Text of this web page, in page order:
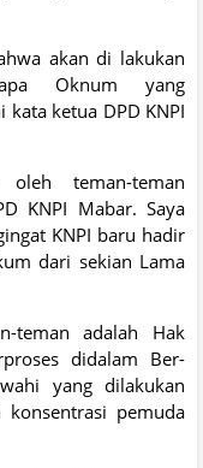
akan di lakukan
Oknum yang
kata ketua DPD KNPI
oleh teman-teman
KNPI Mabar. Saya
KNPI baru hadir
dari sekian Lama
teman adalah Hak
didalam Ber-
yang dilakukan
konsentrasi pemuda